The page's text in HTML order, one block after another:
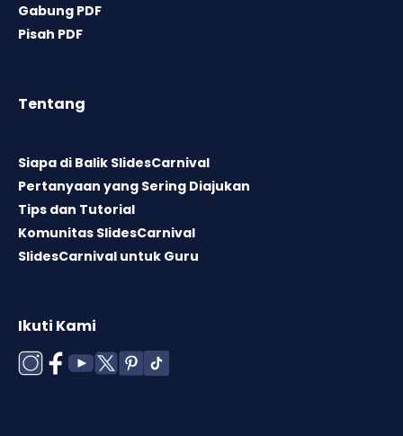
Gabung PDF
Pisah PDF
Tentang
Siapa di Balik SlidesCarnival
Pertanyaan yang Sering Diajukan
Tips dan Tutorial
Komunitas SlidesCarnival
SlidesCarnival untuk Guru
Ikuti Kami